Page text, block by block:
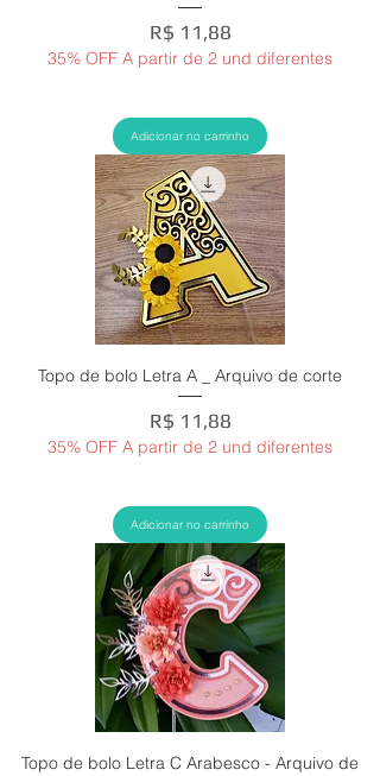
Preço
R$ 11,88
35% OFF A partir de 2 und diferentes
Adicionar no carrinho
Topo de bolo Letra A _ Arquivo de corte
Preço
R$ 11,88
35% OFF A partir de 2 und diferentes
Adicionar no carrinho
Topo de bolo Letra C Arabesco - Arquivo de